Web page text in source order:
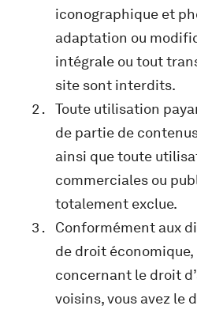
iconographique et
adaptation ou
intégrale ou tout
site sont interdits.
Toute utilisation
de partie de
ainsi que toute
commerciales ou
totalement exclue.
Conformément aux
de droit économique,
concernant le droit
voisins, vous avez le